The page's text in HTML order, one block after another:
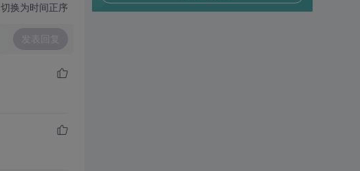
切换为时间正序
发表回复